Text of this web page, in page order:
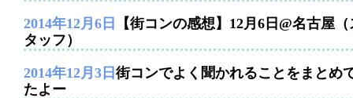
2014年12月6日
【街コンの感想】12月6日@名古屋（
タッフ）
2014年12月3日 街コンでよく聞かれることをまとめ
たよー